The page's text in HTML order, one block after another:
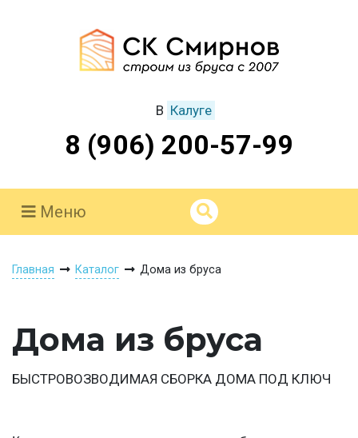
В Калуге
8 (906) 200-57-99
Меню
Главная Каталог Дома из бруса
Дома из бруса
БЫСТРОВОЗВОДИМАЯ СБОРКА ДОМА ПОД КЛЮЧ